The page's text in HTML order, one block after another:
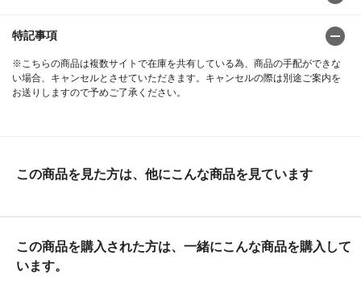
特記事項
※こちらの商品は複数サイトで在庫を共有している為、商品の手配ができな
い場合、キャンセルとさせていただきます。キャンセルの際は別途ご案内を
お送りしますので予めご了承ください。
この商品を見た方は、他にこんな商品を見ています
この商品を購入された方は、一緒にこんな商品を購入して
います。